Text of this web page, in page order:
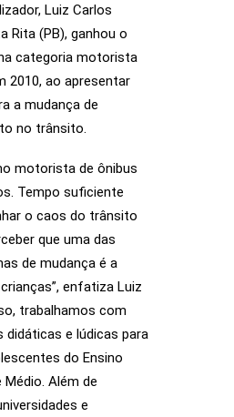
Luiz Carlos
Rita (PB), ganhou o
categoria motorista
2010, ao apresentar
a mudança de
no trânsito.
motorista de ônibus
Tempo suficiente
o caos do trânsito
que uma das
de mudança é a
enfatiza Luiz
trabalhamos com
didáticas e lúdicas para
do Ensino
Além de
e